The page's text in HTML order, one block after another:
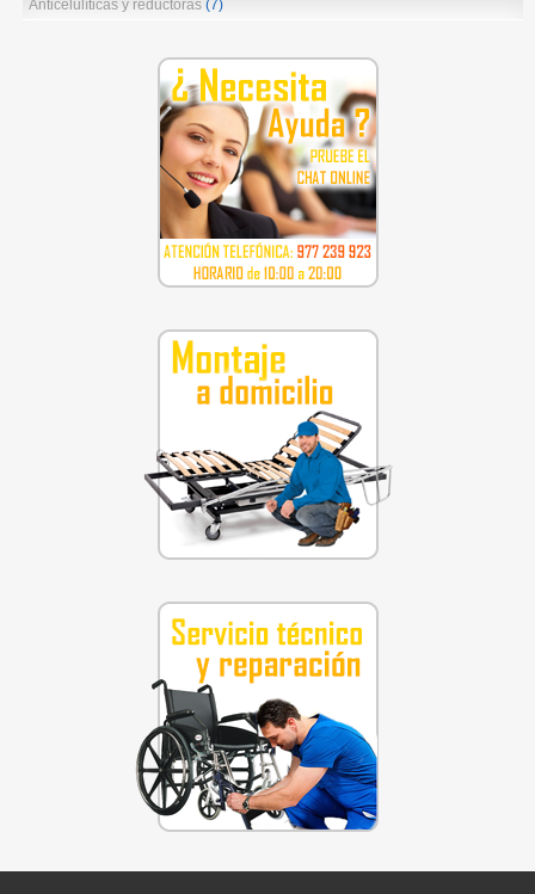
Anticelulíticas y reductoras (7)